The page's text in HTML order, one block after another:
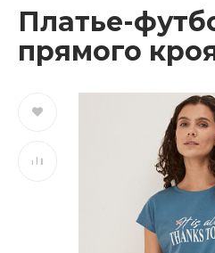
Платье-
прямого